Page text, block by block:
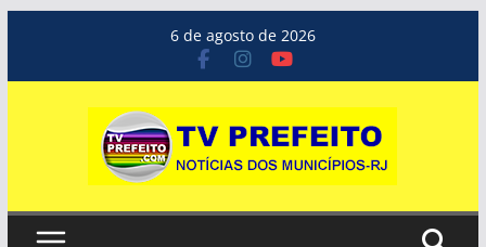
o
6 de agosto de 2026